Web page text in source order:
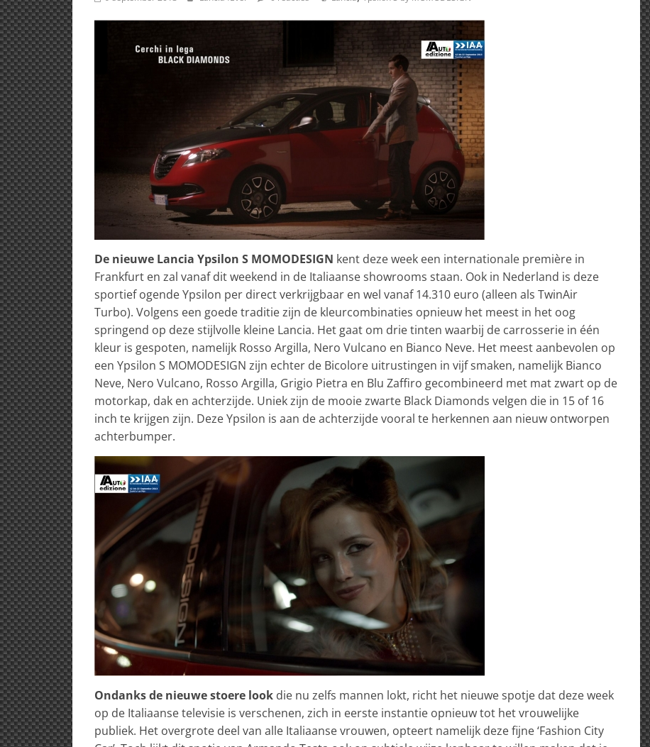
De nieuwe Lancia Ypsilon S MOMODESIGN kent deze week een internationale première in
Frankfurt en zal vanaf dit weekend in de Italiaanse showrooms staan. Ook in Nederland is deze
sportief ogende Ypsilon per direct verkrijgbaar en wel vanaf 14.310 euro (alleen als TwinAir
Turbo). Volgens een goede traditie zijn de kleurcombinaties opnieuw het meest in het oog
springend op deze stijlvolle kleine Lancia. Het gaat om drie tinten waarbij de carrosserie in één
kleur is gespoten, namelijk Rosso Argilla, Nero Vulcano en Bianco Neve. Het meest aanbevolen op
een Ypsilon S MOMODESIGN zijn echter de Bicolore uitrustingen in vijf smaken, namelijk Bianco
Neve, Nero Vulcano, Rosso Argilla, Grigio Pietra en Blu Zaffiro gecombineerd met mat zwart op de
motorkap, dak en achterzijde. Uniek zijn de mooie zwarte Black Diamonds velgen die in 15 of 16
inch te krijgen zijn. Deze Ypsilon is aan de achterzijde vooral te herkennen aan nieuw ontworpen
achterbumper.
Ondanks de nieuwe stoere look die nu zelfs mannen lokt, richt het nieuwe spotje dat deze week
op de Italiaanse televisie is verschenen, zich in eerste instantie opnieuw tot het vrouwelijke
publiek. Het overgrote deel van alle Italiaanse vrouwen, opteert namelijk deze fijne ‘Fashion City